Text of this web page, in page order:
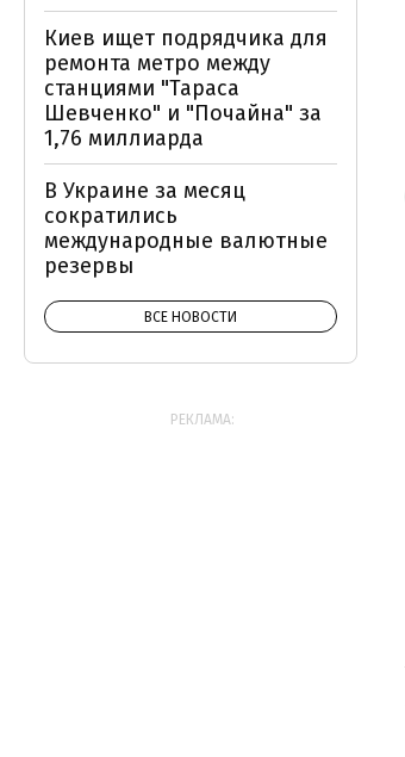
Киев ищет подрядчика для
ремонта метро между
станциями "Тараса
Шевченко" и "Почайна" за
1,76 миллиарда
В Украине за месяц
сократились
международные валютные
резервы
ВСЕ НОВОСТИ
РЕКЛАМА: